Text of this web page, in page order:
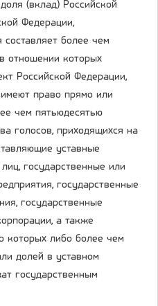
(вклад) Российской
Федерации,
более чем
отношении которых
Российской Федерации,
право прямо или
чем пятьюдесятью
голосов, приходящихся на
уставные
государственные или
государственные
государственные
а также
которых либо более чем
долей в уставном
государственным